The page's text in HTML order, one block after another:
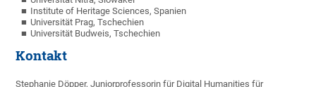
Institute of Heritage Sciences, Spanien
Universität Prag, Tschechien
Universität Budweis, Tschechien
Kontakt
Stephanie Döpper, Juniorprofessorin für Digital Humanities für